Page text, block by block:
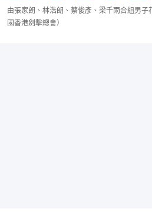
由張家朗、林浩朗、蔡俊彥、梁千雨合組男
國香港劍擊總會）